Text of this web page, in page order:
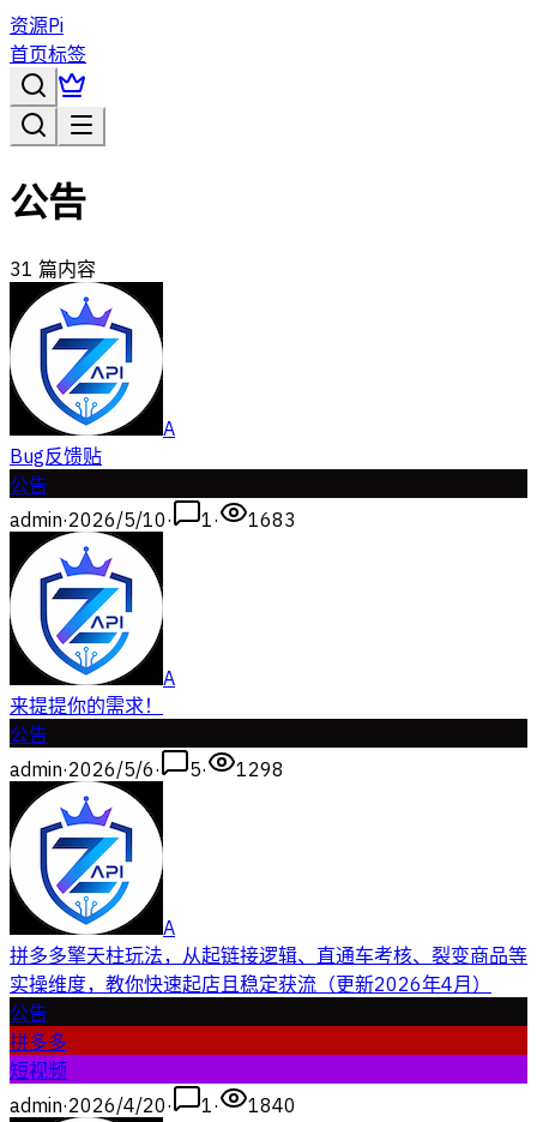
资源Pi
首页标签
公告
31 篇内容
A
Bug反馈贴
公告
admin·2026/5/10· 1· 1683
A
来提提你的需求！
公告
admin·2026/5/6· 5· 1298
A
拼多多擎天柱玩法，从起链接逻辑、直通车考核、裂变商品等
实操维度，教你快速起店且稳定获流（更新2026年4月）
公告
拼多多
短视频
admin·2026/4/20· 1· 1840